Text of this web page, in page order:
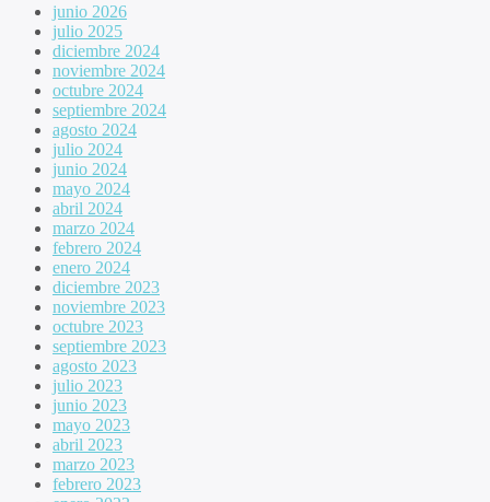
junio 2026
julio 2025
diciembre 2024
noviembre 2024
octubre 2024
septiembre 2024
agosto 2024
julio 2024
junio 2024
mayo 2024
abril 2024
marzo 2024
febrero 2024
enero 2024
diciembre 2023
noviembre 2023
octubre 2023
septiembre 2023
agosto 2023
julio 2023
junio 2023
mayo 2023
abril 2023
marzo 2023
febrero 2023